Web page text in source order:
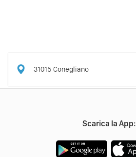
31015 Conegliano
Scarica la App: